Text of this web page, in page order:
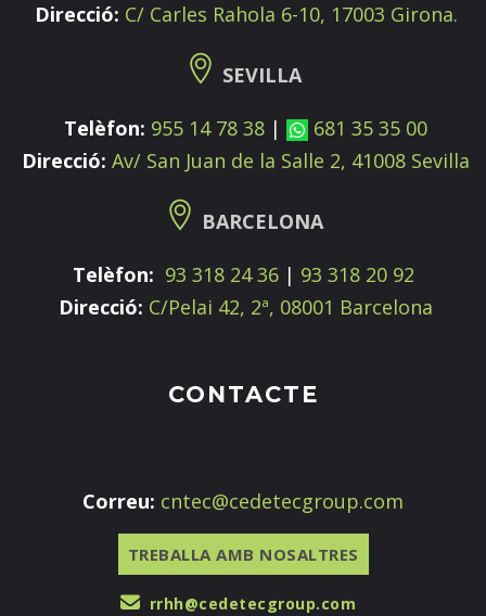
Direcció: C/ Carles Rahola 6-10, 17003 Girona.
SEVILLA
Telèfon: 955 14 78 38 |
681 35 35 00
Direcció: Av/ San Juan de la Salle 2, 41008 Sevilla
BARCELONA
Telèfon: 93 318 24 36| 93 318 20 92
Direcció: C/Pelai 42, 2ª, 08001 Barcelona
CONTACTE
Correu: cntec@cedetecgroup.com
TREBALLA AMB NOSALTRES
rrhh@cedetecgroup.com